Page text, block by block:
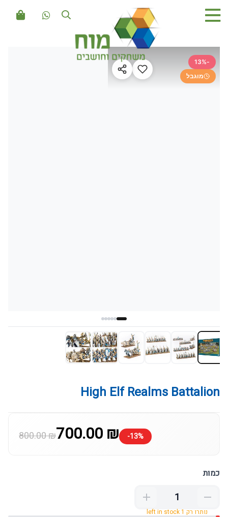
-13%
מוגבל
High Elf Realms Battalion
800.00 ₪700.00 ₪ -13%
כמות
נותרו רק 1 left in stock